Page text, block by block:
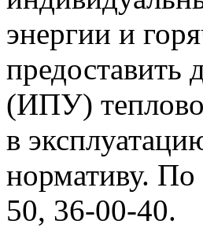
энергии и
предоставить
(ИПУ)
в
нормативу.
50, 36-00-40.